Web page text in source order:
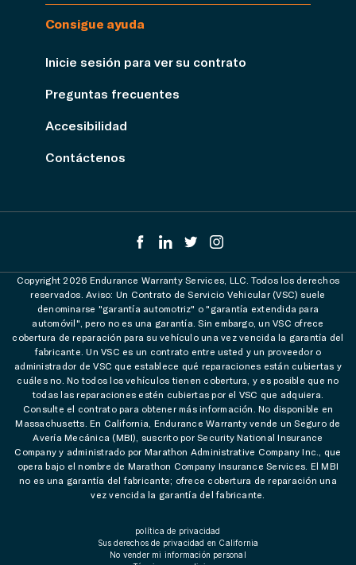
Consigue ayuda
Inicie sesión para ver su contrato
Preguntas frecuentes
Accesibilidad
Contáctenos
Copyright 2026 Endurance Warranty Services, LLC. Todos los derechos
reservados. Aviso: Un Contrato de Servicio Vehicular (VSC) suele
denominarse "garantía automotriz" o "garantía extendida para
automóvil", pero no es una garantía. Sin embargo, un VSC ofrece
cobertura de reparación para su vehículo una vez vencida la garantía del
fabricante. Un VSC es un contrato entre usted y un proveedor o
administrador de VSC que establece qué reparaciones están cubiertas y
cuáles no. No todos los vehículos tienen cobertura, y es posible que no
todas las reparaciones estén cubiertas por el VSC que adquiera.
Consulte el contrato para obtener más información. No disponible en
Massachusetts. En California, Endurance Warranty vende un Seguro de
Avería Mecánica (MBI), suscrito por Security National Insurance
Company y administrado por Marathon Administrative Company Inc., que
opera bajo el nombre de Marathon Company Insurance Services. El MBI
no es una garantía del fabricante; ofrece cobertura de reparación una
vez vencida la garantía del fabricante.
política de privacidad
Sus derechos de privacidad en California
No vender mi información personal